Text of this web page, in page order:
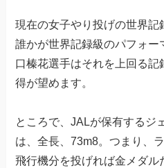
現在の女子やり投げの世界
誰かが世界記録級のパフォ
口榛花選手はそれを上回る
得が望めます。
ところで、JALが保有するジ
は、全長、73m8。つまり、
飛行機分を投げれば金メダル